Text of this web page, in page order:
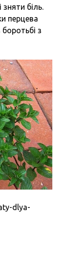
біль.
перцева
з
dlya-